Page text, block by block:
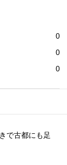
0
0
0
で古都にも足